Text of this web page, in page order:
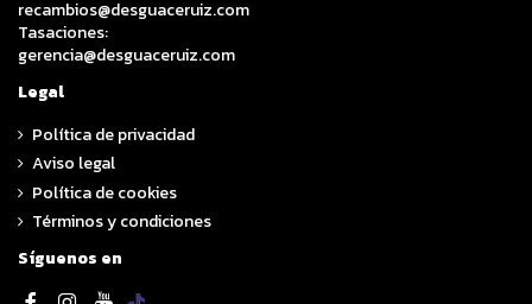
recambios@desguaceruiz.com
Tasaciones:
gerencia@desguaceruiz.com
Legal
Política de privacidad
Aviso legal
Política de cookies
Términos y condiciones
Síguenos en